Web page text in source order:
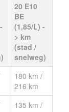
20 E10
BE
(1,85/L) -
> km
(stad /
snelweg)
180 km /
216 km
135 km /